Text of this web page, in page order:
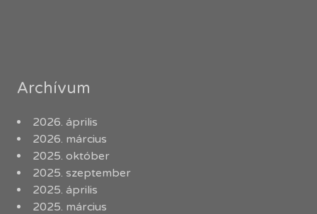
Archívum
2026. április
2026. március
2025. október
2025. szeptember
2025. április
2025. március